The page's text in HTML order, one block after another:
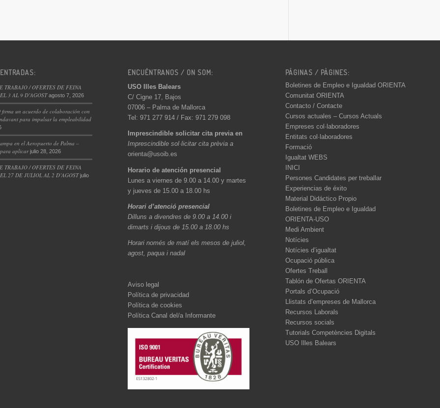
TRABAJO / OFERTES DE FEINA
3 AL 9 D’AGOST agosto 7, 2026
firma un acuerdo de colaboración con
para impulsar la empleabilidad
en el Aeropuerto de Palma –
aplicar julio 28, 2026
TRABAJO / OFERTES DE FEINA
27 DE JULIOL AL 2 D’AGOST julio
ENCUÉNTRANOS / ON SOM:
USO Illes Balears
C/ Cigne 17, Bajos
07006 – Palma de Mallorca
Tel: 971 277 914 / Fax: 971 279 098
Imprescindible solicitar cita previa en
Imprescindible sol·licitar cita prèvia a
orienta@usoib.es
Horario de atención presencial
Lunes a viernes de 9.00 a 14.00 y martes
y jueves de 15.00 a 18.00 hs
Horari d’atenció presencial
Dilluns a divendres de 9.00 a 14.00 i
dimarts i dijous de 15.00 a 18.00 hs
Horari només de matí els mesos de juliol,
agost, paqua i nadal
Aviso legal
Política de privacidad
Política de cookies
Política Canal del/a Informante
PÁGINAS / PÀGINES:
Boletines de Empleo e Igualdad ORIENTA
Comunitat ORIENTA
Contacto / Contacte
Cursos actuales – Cursos Actuals
Empreses col·laboradores
Entitats col·laboradores
Formació
Igualtat WEBS
INICI
Persones Candidates per treballar
Experiencias de éxito
Material Didáctico Propio
Boletines de Empleo e Igualdad
ORIENTA-USO
Medi Ambient
Notícies
Notícies d’igualtat
Ocupació pública
Ofertes Treball
Tablón de Ofertas ORIENTA
Portals d’Ocupació
Llistats d’empreses de Mallorca
Recursos Laborals
Recursos socials
Tutorials Competències Digitals
USO Illes Balears